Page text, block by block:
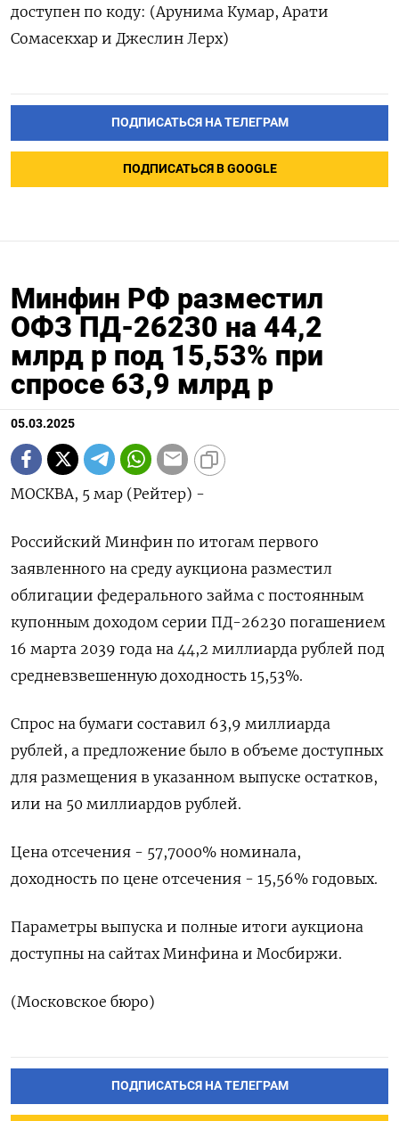
доступен по коду: (Арунима Кумар, Арати
Сомасекхар и Джеслин Лерх)
ПОДПИСАТЬСЯ НА ТЕЛЕГРАМ
ПОДПИСАТЬСЯ В GOOGLE
Минфин РФ разместил
ОФЗ ПД-26230 на 44,2
млрд р под 15,53% при
спросе 63,9 млрд р
05.03.2025
МОСКВА, 5 мар (Рейтер) -
Российский Минфин по итогам первого
заявленного на среду аукциона разместил
облигации федерального займа с постоянным
купонным доходом серии ПД-26230 погашением
16 марта 2039 года на 44,2 миллиарда рублей под
средневзвешенную доходность 15,53%.
Спрос на бумаги составил 63,9 миллиарда
рублей, а предложение было в объеме доступных
для размещения в указанном выпуске остатков,
или на 50 миллиардов рублей.
Цена отсечения - 57,7000% номинала,
доходность по цене отсечения - 15,56% годовых.
Параметры выпуска и полные итоги аукциона
доступны на сайтах Минфина и Мосбиржи.
(Московское бюро)
ПОДПИСАТЬСЯ НА ТЕЛЕГРАМ